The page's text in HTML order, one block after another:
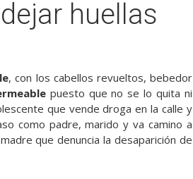
huellas
, con los cabellos revueltos, bebedor
puesto que no se lo quita ni
que vende droga en la calle y
como padre, marido y va camino a
que denuncia la desaparición de